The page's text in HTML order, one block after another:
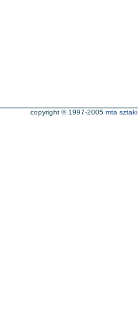
copyright © 1997-2005 mta sztaki